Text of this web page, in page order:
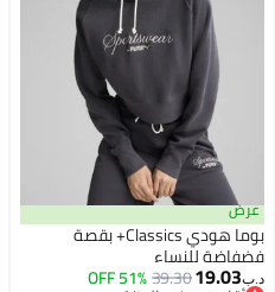
عرض
بوما هودي Classics+ بقصة
فضفاضة للنساء
د.ب‏19.03
39.30
51% OFF